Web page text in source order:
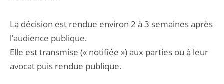
La décision est rendue environ 2 à 3 semaines après
l’audience publique.
Elle est transmise (« notifiée ») aux parties ou à leur
avocat puis rendue publique.